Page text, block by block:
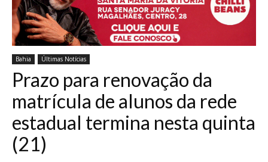
Bahia Últimas Notícias
Prazo para renovação da
matrícula de alunos da rede
estadual termina nesta quinta
(21)